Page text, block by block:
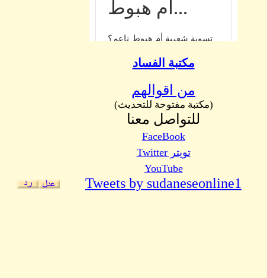
مكتبة الفساد
من اقوالهم
(مكتبة مفتوحة للتحديث)
للتواصل معنا
FaceBook
تويتر Twitter
YouTube
Tweets by sudaneseonline1